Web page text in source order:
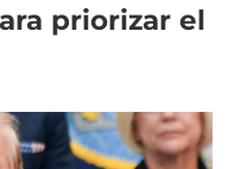
priorizar el